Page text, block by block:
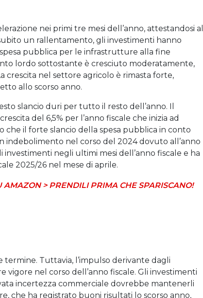
nei primi tre mesi dell’anno, attestandosi al
un rallentamento, gli investimenti hanno
pubblica per le infrastrutture alla fine
lordo sottostante è cresciuto moderatamente,
crescita nel settore agricolo è rimasta forte,
allo scorso anno.
slancio duri per tutto il resto dell’anno. Il
del 6,5% per l’anno fiscale che inizia ad
il forte slancio della spesa pubblica in conto
nel corso del 2024 dovuto all’anno
negli ultimi mesi dell’anno fiscale e ha
2025/26 nel mese di aprile.
AMAZON > PRENDILI PRIMA CHE SPARISCANO!
Tuttavia, l’impulso derivante dagli
nel corso dell’anno fiscale. Gli investimenti
incertezza commerciale dovrebbe mantenerli
che ha registrato buoni risultati lo scorso anno,